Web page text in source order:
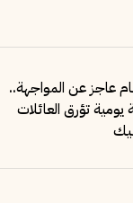
عاجز عن المواجهة..
يومية تؤرق العائلات